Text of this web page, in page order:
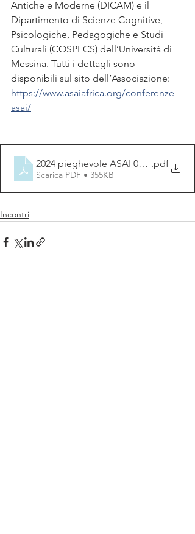
Antiche e Moderne (DICAM) e il
Dipartimento di Scienze Cognitive,
Psicologiche, Pedagogiche e Studi
Culturali (COSPECS) dell’Università di
Messina. Tutti i dettagli sono
disponibili sul sito dell’Associazione:
https://www.asaiafrica.org/conferenze-
asai/
2024 pieghevole ASAI 05.09.2024_UP
.pdf
Scarica PDF • 355KB
Incontri